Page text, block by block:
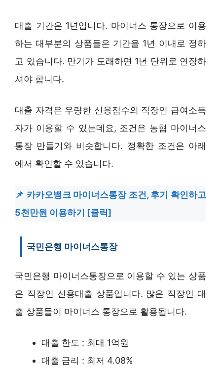
대출 기간은 1년입니다. 마이너스 통장으로 이용
하는 대부분의 상품들은 기간을 1년 이내로 정하
고 있습니다. 만기가 도래하면 1년 단위로 연장하
셔야 합니다.
대출 자격은 우량한 신용점수의 직장인 급여소득
자가 이용할 수 있는데요, 조건은 농협 마이너스
통장 만들기와 비슷합니다. 정확한 조건은 아래
에서 확인할 수 있습니다.
카카오뱅크 마이너스통장 조건, 후기 확인하고
5천만원 이용하기 [클릭]
국민은행 마이너스통장
국민은행 마이너스통장으로 이용할 수 있는 상품
은 직장인 신용대출 상품입니다. 많은 직장인 대
출 상품들이 마이너스 통장으로 활용됩니다.
대출 한도 : 최대 1억원
대출 금리 : 최저 4.08%